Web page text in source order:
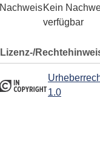
NachweisKein
verfügbar
Lizenz-/
1.0